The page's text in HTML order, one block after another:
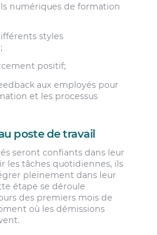
numériques de formation
styles
positif;
aux employés pour
et les processus
poste de travail
seront confiants dans leur
les tâches quotidiennes, ils
pleinement dans leur
étape se déroule
des premiers mois de
où les démissions